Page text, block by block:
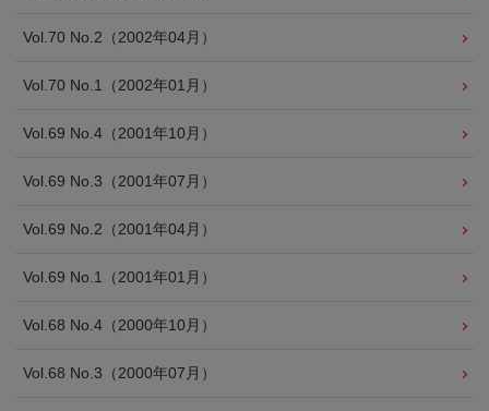
Vol.70 No.2（2002年04月）
Vol.70 No.1（2002年01月）
Vol.69 No.4（2001年10月）
Vol.69 No.3（2001年07月）
Vol.69 No.2（2001年04月）
Vol.69 No.1（2001年01月）
Vol.68 No.4（2000年10月）
Vol.68 No.3（2000年07月）